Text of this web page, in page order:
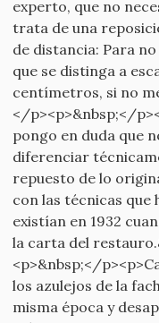
experto, que no
trata de una
de distancia: Para
que se distinga a
centímetros, si no
</p><p>&nbsp;</
pongo en duda que
diferenciar
repuesto de lo
con las técnicas que
existían en 1932
la carta del
<p>&nbsp;</
los azulejos de la
misma época y